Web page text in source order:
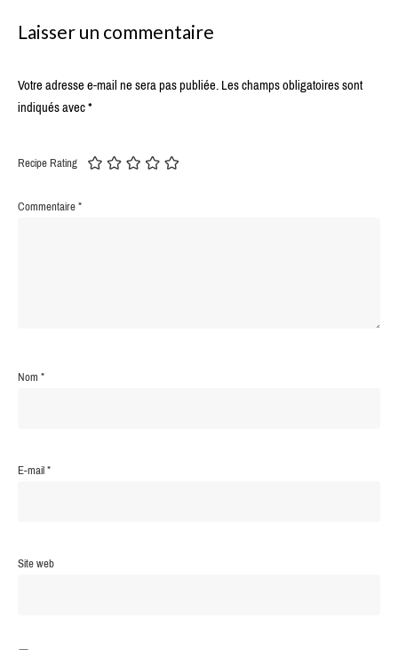
Laisser un commentaire
Votre adresse e-mail ne sera pas publiée.Les champs obligatoires sont
indiqués avec*
Recipe Rating
Commentaire*
Nom*
E-mail*
Site web